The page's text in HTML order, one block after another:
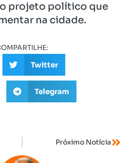
projeto político que
na cidade.
Twitter
Telegram
Próximo Notícia